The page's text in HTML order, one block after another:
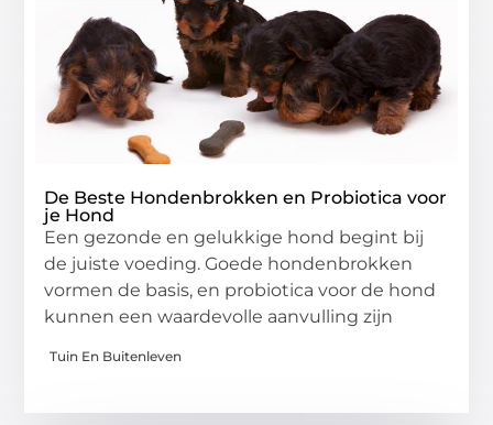
De Beste Hondenbrokken en Probiotica voor
je Hond
Een gezonde en gelukkige hond begint bij
de juiste voeding. Goede hondenbrokken
vormen de basis, en probiotica voor de hond
kunnen een waardevolle aanvulling zijn
Tuin En Buitenleven